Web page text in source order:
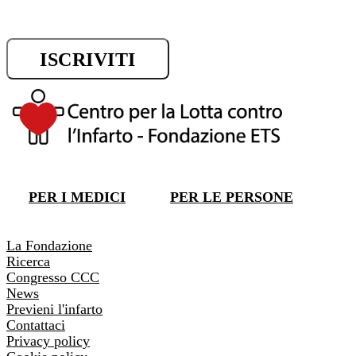
ISCRIVITI
PER I MEDICI PER LE PERSONE
La Fondazione
Ricerca
Congresso CCC
News
Previeni l'infarto
Contattaci
Privacy policy